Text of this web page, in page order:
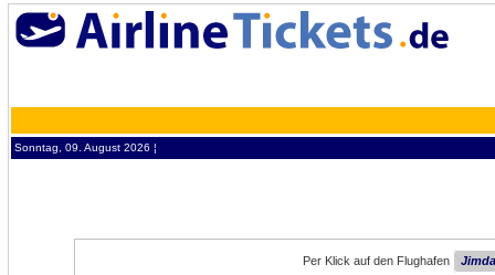
Sonntag, 09. August 2026 ¦
Per Klick auf den Flughafen